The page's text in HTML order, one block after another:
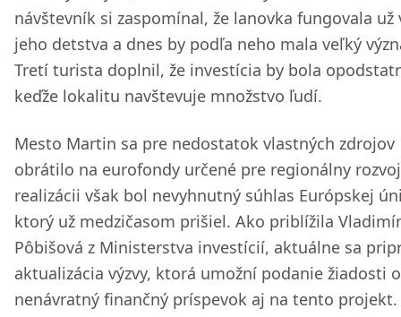
návštevník si zaspomínal, že lanovka fungovala už
jeho detstva a dnes by podľa neho mala veľký
Tretí turista doplnil, že investícia by bola
keďže lokalitu navštevuje množstvo ľudí.
Mesto Martin sa pre nedostatok vlastných zdrojov
obrátilo na eurofondy určené pre regionálny
realizácii však bol nevyhnutný súhlas Európskej
ktorý už medzičasom prišiel. Ako priblížila
Pôbišová z Ministerstva investícií, aktuálne sa
aktualizácia výzvy, ktorá umožní podanie žiadosti o
nenávratný finančný príspevok aj na tento projekt.